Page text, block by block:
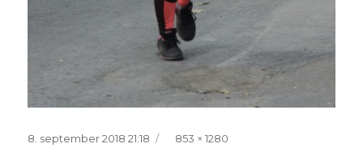
Postitatud
8. september 2018 21:18 Täissuurus
853 × 1280